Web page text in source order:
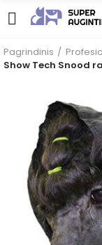
Pagrindinis
Show Tech Snood